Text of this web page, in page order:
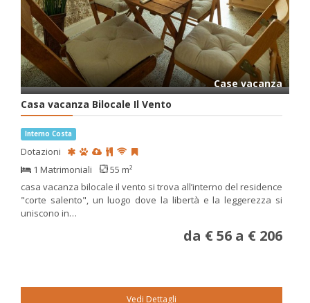
Case vacanza
Casa vacanza Bilocale Il Vento
Interno Costa
Dotazioni
1 Matrimoniali
55 m²
casa vacanza bilocale il vento si trova all’interno del residence
"corte salento", un luogo dove la libertà e la leggerezza si
uniscono in…
da € 56 a € 206
Vedi Dettagli